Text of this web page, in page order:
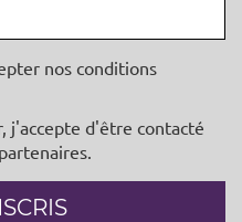
nos conditions
j'accepte d'être contacté